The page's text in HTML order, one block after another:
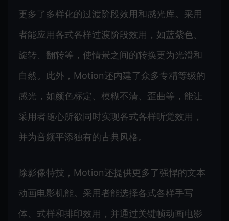
更多了多样化的过渡阶段效用和感光库。采用
者能应用各式各样过渡阶段效用，如蓝紫色、
旋转、翻转等，使情景之间的转换更为光滑和
自然。此外，Motion还内建了众多专精等级的
感光，如颜色标定、模糊不清、歪曲等，能让
采用者随心所欲同时实现各式各样听觉效用，
并为音频平添独有的古典风格。
除影像特技，Motion还提供更多了强悍的文本
动画电影机能。采用者能选择各式各样手写
体、式样和排印效用，并通过关键帧动画电影